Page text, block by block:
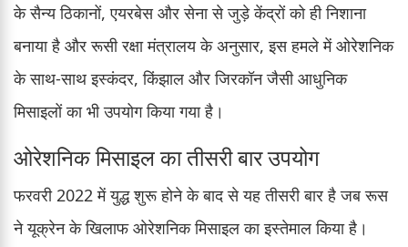
के सैन्य ठिकानों, एयरबेस और सेना से जुड़े केंद्रों को ही निशाना
बनाया है और रूसी रक्षा मंत्रालय के अनुसार, इस हमले में ओरेशनिक
के साथ-साथ इस्कंदर, किंझाल और जिरकॉन जैसी आधुनिक
मिसाइलों का भी उपयोग किया गया है।
ओरेशनिक मिसाइल का तीसरी बार उपयोग
फरवरी 2022 में युद्ध शुरू होने के बाद से यह तीसरी बार है जब रूस
ने यूक्रेन के खिलाफ ओरेशनिक मिसाइल का इस्तेमाल किया है।